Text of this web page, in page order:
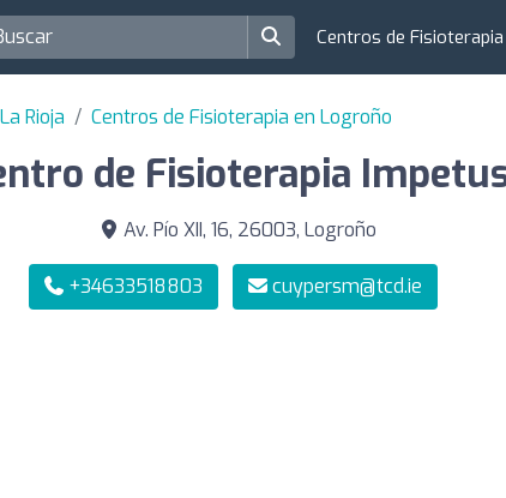
Centros de Fisioterapia
Rioja Centros de Fisioterapia en Logroño
de Fisioterapia
Av. Pío XII, 16, 26003, Logroño
+34633518803 cuypersm@tcd.ie